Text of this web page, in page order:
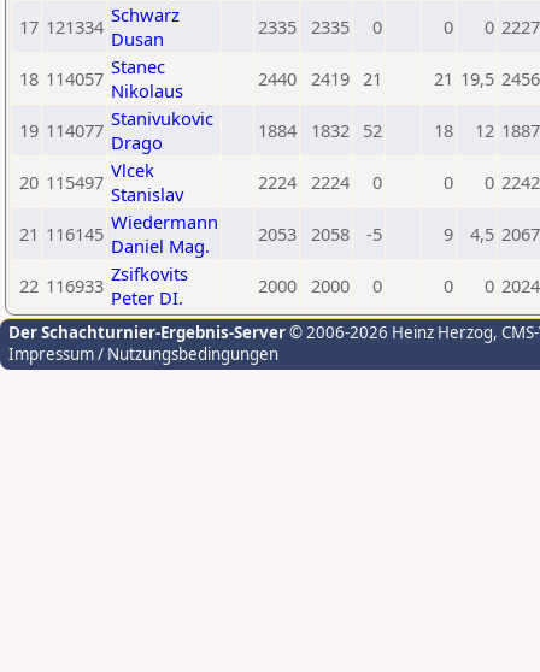
17 121334 Schwarz
Dusan
2335 2335 0 0 0 2227
18 114057 Stanec
Nikolaus
2440 2419 21 21 19,5 2456
19 114077 Stanivukovic
Drago
1884 1832 52 18 12 1887
20 115497 Vlcek
Stanislav
2224 2224 0 0 0 2242
21 116145 Wiedermann
Daniel Mag.
2053 2058 -5 9 4,5 2067
22 116933 Zsifkovits
Peter DI.
2000 2000 0 0 0 2024
Der Schachturnier-Ergebnis-Server© 2006-2026 Heinz Herzog,
Impressum / Nutzungsbedingungen